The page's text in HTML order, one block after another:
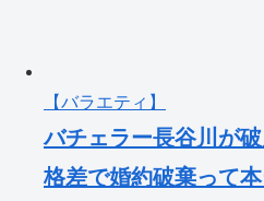
【バラエティ】
バチェラー長谷川が
格差で婚約破棄って本